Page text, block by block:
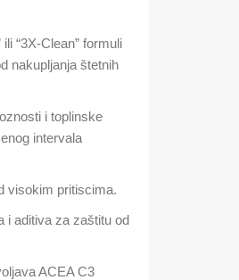
“3X-Clean” formuli
nakupljanja štetnih
i toplinske
intervala
visokim pritiscima.
i aditiva za zaštitu od
ACEA C3